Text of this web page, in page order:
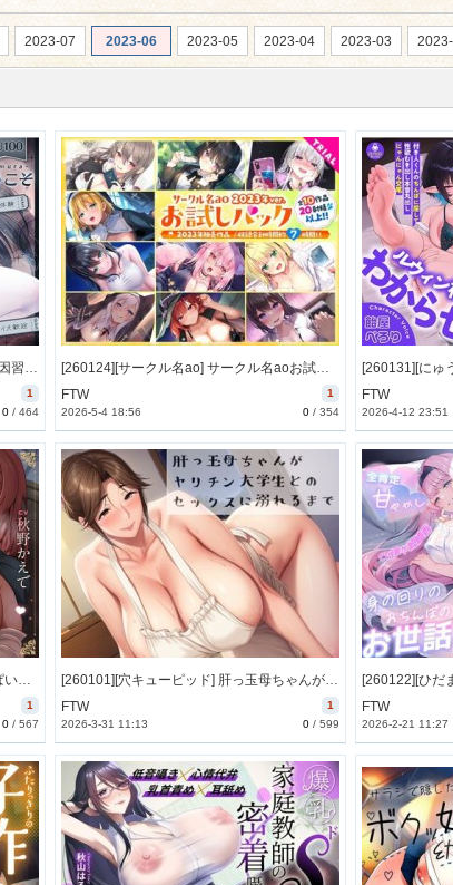
2023-07 2023-06 2023-05 2023-04 2023-03
[260128][シンアイ。] 八尺様信仰のある因習村へようこそ～筆おろし文化の体験、甘やかしオプション完備、オーバーステイ大歓迎～【KU100】 [1033M] [RJ01549988]
1
0 /464
[260124][サークル名ao] サークル名aoお試しパック～2023年ver～ [4859M] [RJ01548865]
1
FTW
0 /354
2026-5-4 18:56
FTW
2026-4-12 23:51
[260102][めすぷれ♪] 女騎士団長のおっぱい拭き係～ツンデレドM団長は、侍従のチンポで討伐されるのを待っている～【KU100】 [783M] [RJ01535062]
1
0 /567
[260101][穴キューピッド] 肝っ玉母ちゃんがヤリチン大学生とのセックスに溺れるまで [57M] [RJ01527809]
1
FTW
0 /599
2026-3-31 11:13
FTW
2026-2-21 11:27